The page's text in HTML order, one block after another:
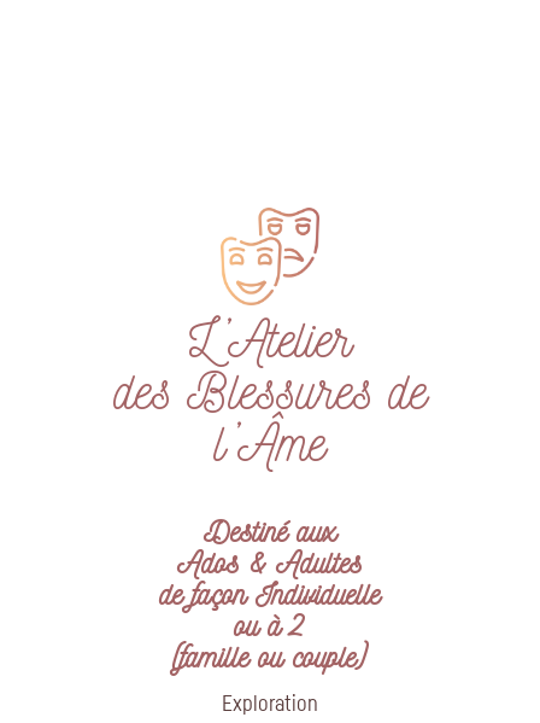
L’Atelier
des Blessures de
l’Âme
Destiné aux
Ados & Adultes
de façon Individuelle
ou à 2
(famille ou couple)
Exploration